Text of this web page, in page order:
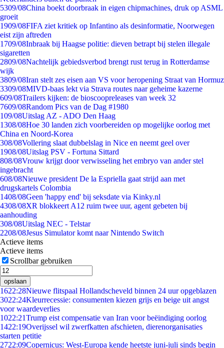
5309/08China boekt doorbraak in eigen chipmachines, druk op ASML
groeit
1909/08FIFA ziet kritiek op Infantino als desinformatie, Noorwegen
eist zijn aftreden
1709/08Inbraak bij Haagse politie: dieven betrapt bij stelen illegale
sigaretten
2809/08Nachtelijk gebiedsverbod brengt rust terug in Rotterdamse
wijk
3809/08Iran stelt zes eisen aan VS voor heropening Straat van Hormuz
3309/08MIVD-baas lekt via Strava routes naar geheime kazerne
609/08Trailers kijken: de bioscoopreleases van week 32
7609/08Random Pics van de Dag #1980
109/08Uitslag AZ - ADO Den Haag
1308/08Hoe 30 landen zich voorbereiden op mogelijke oorlog met
China en Noord-Korea
308/08Vollering slaat dubbelslag in Nice en neemt geel over
1908/08Uitslag PSV - Fortuna Sittard
808/08Vrouw krijgt door verwisseling het embryo van ander stel
ingebracht
608/08Nieuwe president De la Espriella gaat strijd aan met
drugskartels Colombia
1408/08Geen 'happy end' bij seksdate via Kinky.nl
4308/08XR blokkeert A12 ruim twee uur, agent gebeten bij
aanhouding
308/08Uitslag NEC - Telstar
2208/08Jesus Simulator komt naar Nintendo Switch
Actieve items
Actieve items
Scrollbar gebruiken
opslaan
1622:28Nieuwe flitspaal Hollandscheveld binnen 24 uur opgeblazen
3022:24Kleurrecessie: consumenten kiezen grijs en beige uit angst
voor waardeverlies
1022:21Trump eist compensatie van Iran voor beëindiging oorlog
1422:19Overijssel wil zwerfkatten afschieten, dierenorganisaties
starten petitie
2722:09Copernicus: West-Europa kende heetste juni-juli sinds begin